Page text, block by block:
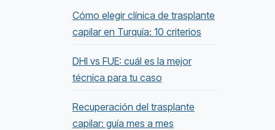
Cómo elegir clínica de trasplante
capilar en Turquía: 10 criterios
DHI vs FUE: cuál es la mejor
técnica para tu caso
Recuperación del trasplante
capilar: guía mes a mes